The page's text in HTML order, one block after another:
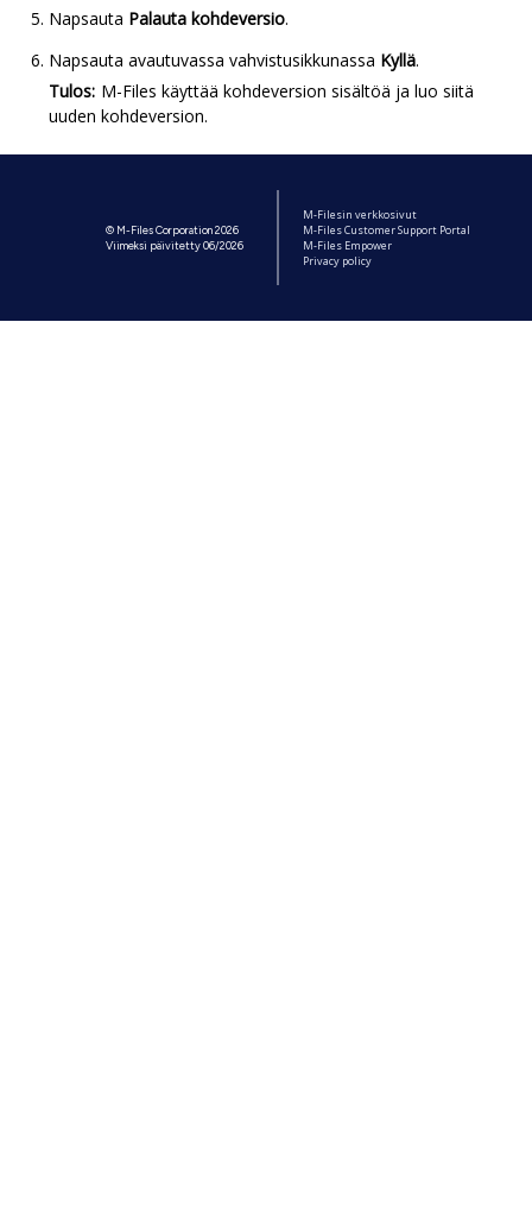
Napsauta Palauta kohdeversio.
Napsauta avautuvassa vahvistusikkunassa Kyllä.
Tulos: M-Files käyttää kohdeversion sisältöä ja luo siitä
uuden kohdeversion.
© M-Files Corporation 2026
Viimeksi päivitetty 06/2026
M-Filesin verkkosivut
M-Files Customer Support Portal
M-Files Empower
Privacy policy